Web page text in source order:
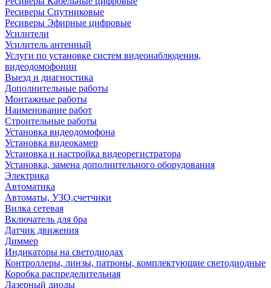
Ресиверы Спутниковые
Ресиверы Эфирные цифровые
Усилители
Усилитель антенный
Услуги по установке систем видеонаблюдения,
видеодомофонии
Выезд и диагностика
Дополнительные работы
Монтажные работы
Наименование работ
Строительные работы
Установка видеодомофона
Установка видеокамер
Установка и настройка видеорегистратора
Установка, замена дополнительного оборудования
Электрика
Автоматика
Автоматы, УЗО,счетчики
Вилка сетевая
Включатель для бра
Датчик движения
Диммер
Индикаторы на светодиодах
Контроллеры, линзы, патроны, комплектующие светодиодные
Коробка распределительная
Лазерный диоды